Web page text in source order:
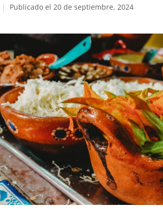
Publicado el 20 de septiembre, 2024